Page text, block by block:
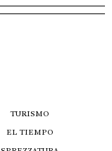
TURISMO
EL TIEMPO